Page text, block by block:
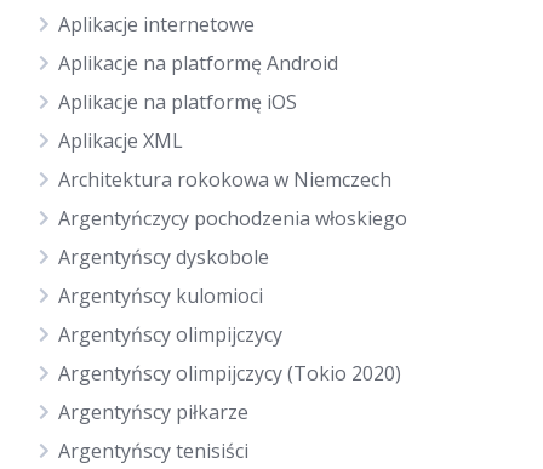
Aplikacje internetowe
Aplikacje na platformę Android
Aplikacje na platformę iOS
Aplikacje XML
Architektura rokokowa w Niemczech
Argentyńczycy pochodzenia włoskiego
Argentyńscy dyskobole
Argentyńscy kulomioci
Argentyńscy olimpijczycy
Argentyńscy olimpijczycy (Tokio 2020)
Argentyńscy piłkarze
Argentyńscy tenisiści